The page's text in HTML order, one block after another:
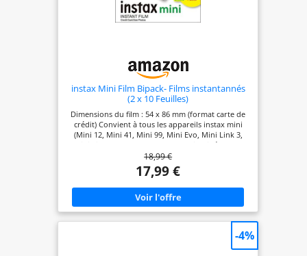
instax Mini Film Bipack- Films instantannés
(2 x 10 Feuilles)
Dimensions du film : 54 x 86 mm (format carte de
crédit) Convient à tous les appareils instax mini
(Mini 12, Mini 41, Mini 99, Mini Evo, Mini Link 3,
Mini Link+) Assure une reproduction idéale des
couleurs claires et des tons naturels Très stable, la
nouvelle émulsion réagit parfaitement à des
températures basses de 5°C et aussi élevées que
40°C Dimensions de l'image : 46 x 62 mm Son
format carte de crédit 5,4 x 8,6 cm vous permet de
ranger vos photos favorites dans votre
portefeuille
18,99 €
17,99 €
-4%